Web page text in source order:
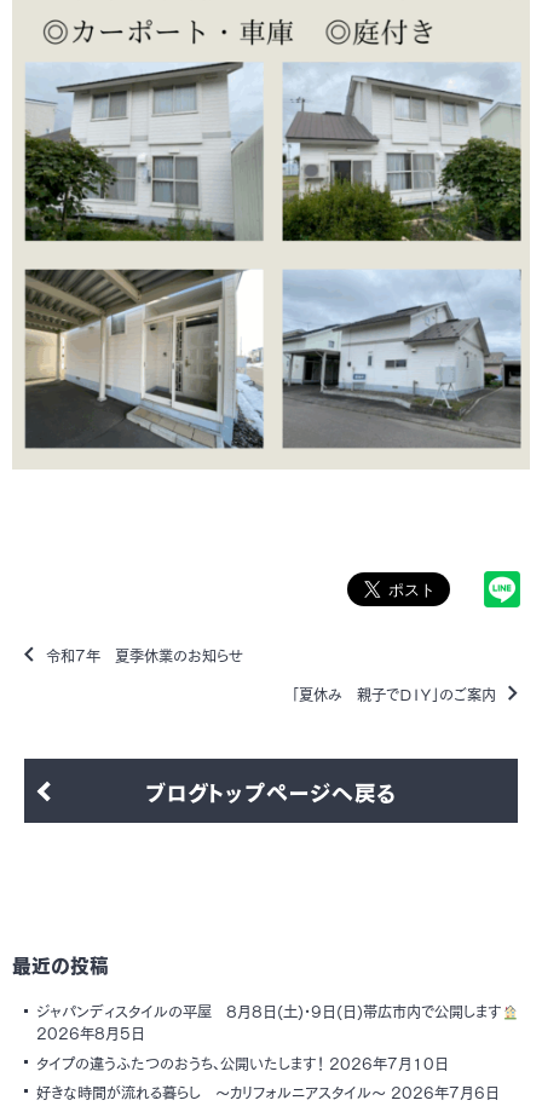
令和7年 夏季休業のお知らせ
「夏休み 親子でＤＩＹ」のご案内
ブログトップページへ戻る
最近の投稿
ジャパンディスタイルの平屋 8月8日(土)・9日(日)帯広市内で公開します
2026年8月5日
タイプの違うふたつのおうち、公開いたします！ 2026年7月10日
好きな時間が流れる暮らし ～カリフォルニアスタイル～ 2026年7月6日